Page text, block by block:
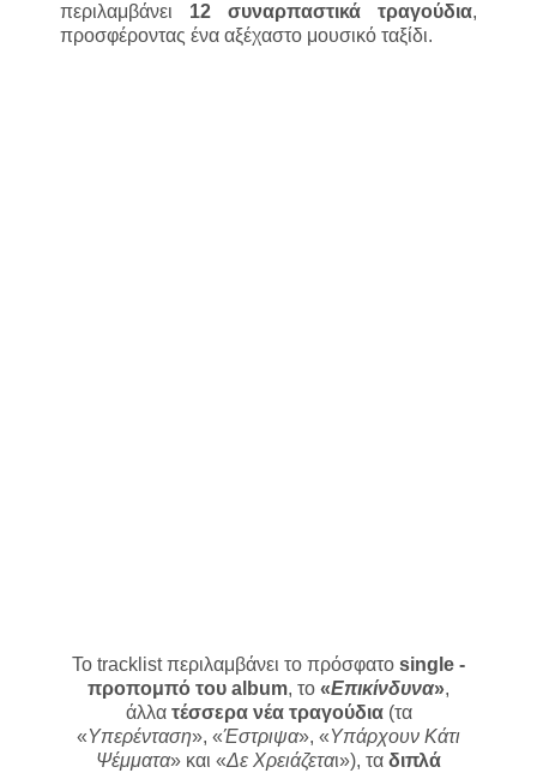
περιλαμβάνει 12 συναρπαστικά τραγούδια,
προσφέροντας ένα αξέχαστο μουσικό ταξίδι.
Το tracklist περιλαμβάνει το πρόσφατο single -
προπομπό του album, το «Επικίνδυνα»,
άλλατέσσερα νέα τραγούδια(τα
«Υπερένταση», «Έστριψα», «Υπάρχουν Κάτι
Ψέμματα» και «Δε Χρειάζεται»), τα διπλά